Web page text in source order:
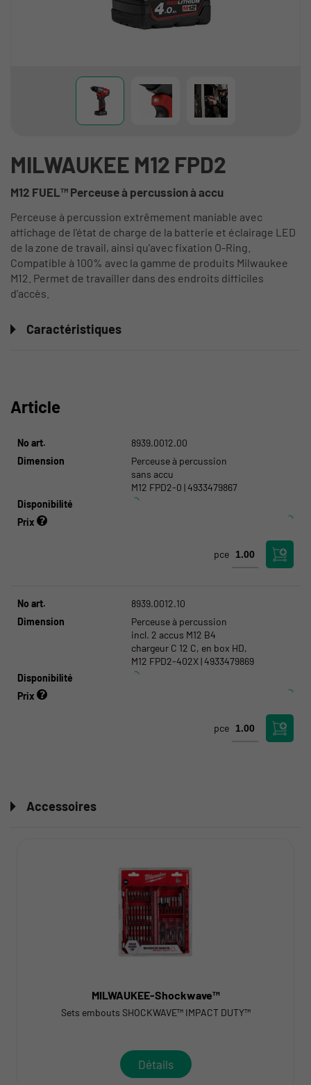
MILWAUKEE M12 FPD2
M12 FUEL™ Perceuse à percussion à accu
Perceuse à percussion extrêmement maniable avec
affichage de l'état de charge de la batterie et éclairage LED
de la zone de travail, ainsi qu'avec fixation O-Ring.
Compatible à 100% avec la gamme de produits Milwaukee
M12. Permet de travailler dans des endroits difficiles
d'accès.
Caractéristiques
Article
No art.
8939.0012.00
Dimension
Perceuse à percussion
sans accu
M12 FPD2-0 | 4933479867
Disponibilité
Prix
pce
No art.
8939.0012.10
Dimension
Perceuse à percussion
incl. 2 accus M12 B4
chargeur C 12 C, en box HD,
M12 FPD2-402X | 4933479869
Disponibilité
Prix
pce
Accessoires
MILWAUKEE-Shockwave™
Sets embouts SHOCKWAVE™ IMPACT DUTY™
Détails